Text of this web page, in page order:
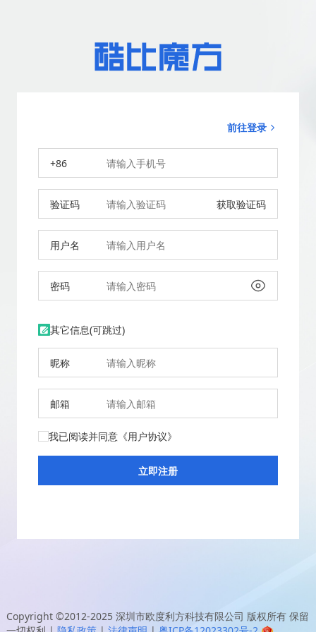
前往登录
+86
验证码 获取验证码
用户名
密码
其它信息(可跳过)
昵称
邮箱
我已阅读并同意 《用户协议》
Copyright ©2012-2025 深圳市欧度利方科技有限公司 版权所有 保留